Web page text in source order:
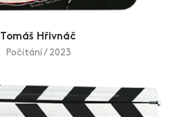
Tomáš Hřivnáč
Počítání / 2023